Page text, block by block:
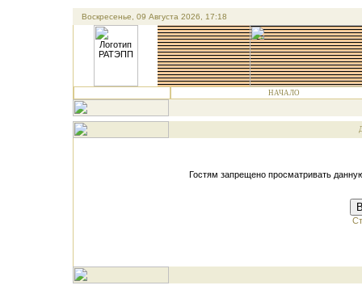
Воскресенье, 09 Августа 2026, 17:18
НАЧАЛО
Гостям запрещено просматривать